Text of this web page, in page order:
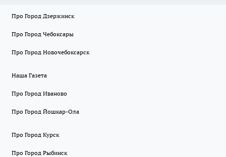
Про Город Дзержинск
Про Город Чебоксары
Про Город Новочебоксарск
Наша Газета
Про Город Иваново
Про Город Йошкар-Ола
Про Город Курск
Про Город Рыбинск